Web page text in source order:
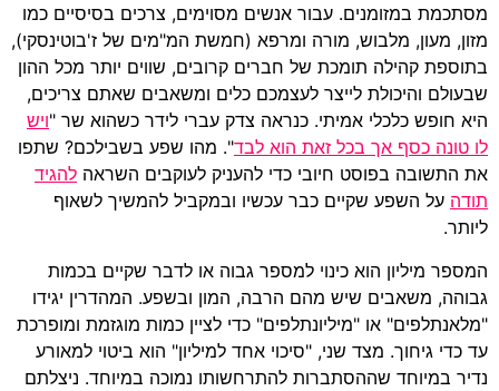
מסתכמת במזומנים. עבור אנשים מסוימים, צרכים בסיסיים כמו
מזון, מעון, מלבוש, מורה ומרפא (חמשת המ"מים של ז'בוטינסקי),
בתוספת קהילה תומכת של חברים קרובים, שווים יותר מכל ההון
שבעולם והיכולת לייצר לעצמכם כלים ומשאבים שאתם צריכים,
היא חופש כלכלי אמיתי. כנראה צדק עברי לידר כשהוא שר "ויש
לו טונה כסף אך בכל זאת הוא לבד". מהו שפע בשבילכם? שתפו
את התשובה בפוסט חיובי כדי להעניק לעוקבים השראה להגיד
תודה על השפע שקיים כבר עכשיו ובמקביל להמשיך לשאוף
ליותר.
המספר מיליון הוא כינוי למספר גבוה או לדבר שקיים בכמות
גבוהה, משאבים שיש מהם הרבה, המון ובשפע. המהדרין יגידו
"מלאנתלפים" או "מיליונתלפים" כדי לציין כמות מוגזמת ומופרכת
עד כדי גיחוך. מצד שני, "סיכוי אחד למיליון" הוא ביטוי למאורע
נדיר במיוחד שההסתברות להתרחשותו נמוכה במיוחד. ניצלתם